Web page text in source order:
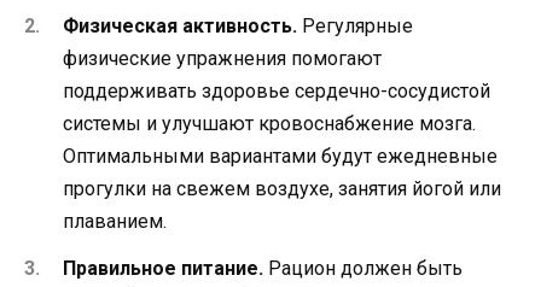
Физическая активность. Регулярные
физические упражнения помогают
поддерживать здоровье сердечно-сосудистой
системы и улучшают кровоснабжение мозга.
Оптимальными вариантами будут ежедневные
прогулки на свежем воздухе, занятия йогой или
плаванием.
Правильное питание. Рацион должен быть